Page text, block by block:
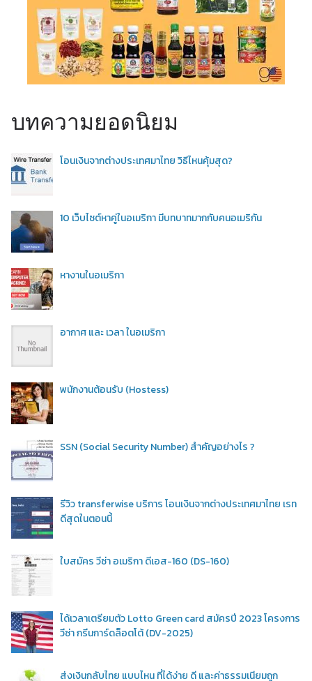
บทความยอดนิยม
โอนเงินจากต่างประเทศมาไทย วิธีไหนคุ้มสุด?
10 เว็บไซต์หาคู่ในอเมริกา มีบทบาทมากกับคนอเมริกัน
หางานในอเมริกา
อากาศ และ เวลา ในอเมริกา
พนักงานต้อนรับ (Hostess)
SSN (Social Security Number) สำคัญอย่างไร ?
รีวิว transferwise บริการ โอนเงินจากต่างประเทศมาไทย เรท
ดีสุดในตอนนี้
ใบสมัคร วีซ่า อเมริกา ดีเอส-160 (DS-160)
ได้เวลาเตรียมตัว Lotto Green card สมัครปี 2023 โครงการ
วีซ่า กรีนการ์ดล็อตโต้ (DV-2025)
ส่งเงินกลับไทย แบบไหน ที่ได้ง่าย ดี และค่าธรรมเนียมถูก